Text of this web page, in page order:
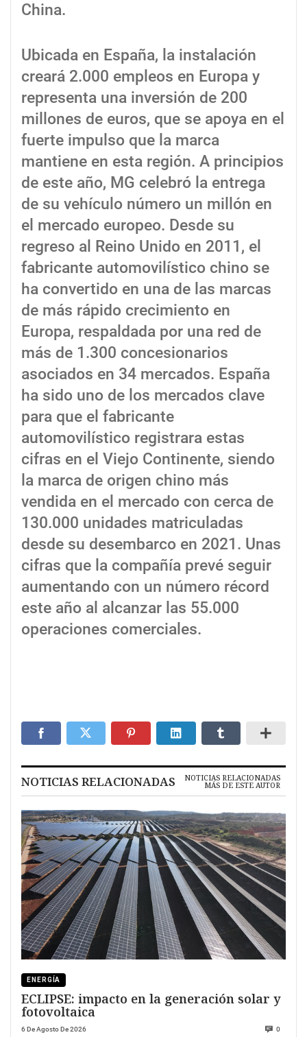
China.
Ubicada en España, la instalación
creará 2.000 empleos en Europa y
representa una inversión de 200
millones de euros, que se apoya en el
fuerte impulso que la marca
mantiene en esta región. A principios
de este año, MG celebró la entrega
de su vehículo número un millón en
el mercado europeo. Desde su
regreso al Reino Unido en 2011, el
fabricante automovilístico chino se
ha convertido en una de las marcas
de más rápido crecimiento en
Europa, respaldada por una red de
más de 1.300 concesionarios
asociados en 34 mercados. España
ha sido uno de los mercados clave
para que el fabricante
automovilístico registrara estas
cifras en el Viejo Continente, siendo
la marca de origen chino más
vendida en el mercado con cerca de
130.000 unidades matriculadas
desde su desembarco en 2021. Unas
cifras que la compañía prevé seguir
aumentando con un número récord
este año al alcanzar las 55.000
operaciones comerciales.
NOTICIAS RELACIONADAS NOTICIAS RELACIONADAS
MÁS DE ESTE AUTOR
ENERGÍA
ECLIPSE: impacto en la generación solar y
fotovoltaica
6 De Agosto De 2026 0